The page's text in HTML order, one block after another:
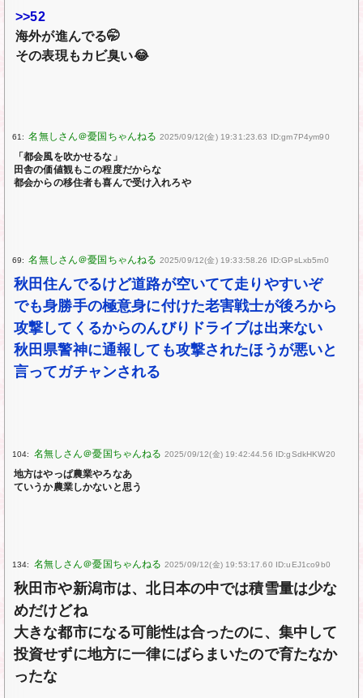
>>52
海外が進んでる🤭
その表現もカビ臭い😂
61: 2025/09/12(金) 19:31:23.63 ID:gm7P4ym90
「都会風を吹かせるな」
田舎の価値観もこの程度だからな
都会からの移住者も喜んで受け入れろや
69: 2025/09/12(金) 19:33:58.26 ID:GPsLxb5m0
秋田住んでるけど道路が空いてて走りやすいぞ
でも身勝手の極意身に付けた老害戦士が後ろから
攻撃してくるからのんびりドライブは出来ない
秋田県警神に通報しても攻撃されたほうが悪いと
言ってガチャンされる
104: 2025/09/12(金) 19:42:44.56 ID:gSdkHKW20
地方はやっぱ農業やろなあ
ていうか農業しかないと思う
134: 2025/09/12(金) 19:53:17.60 ID:uEJ1co9b0
秋田市や新潟市は、北日本の中では積雪量は少な
めだけどね
大きな都市になる可能性は合ったのに、集中して
投資せずに地方に一律にばらまいたので育たなか
ったな